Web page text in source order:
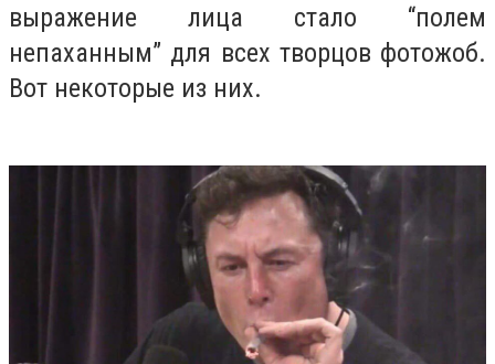
выражение лица стало “полем
непаханным” для всех творцов фотожоб.
Вот некоторые из них.